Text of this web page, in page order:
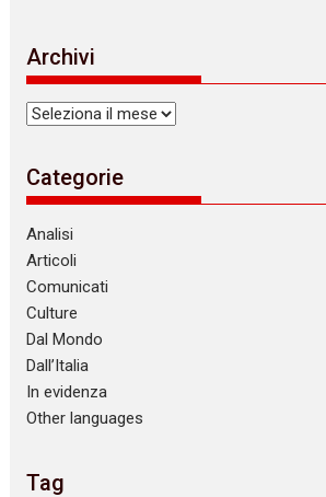
c
e
Archivi
Archivi
Categorie
Analisi
Articoli
Comunicati
Culture
Dal Mondo
Dall’Italia
In evidenza
Other languages
Tag